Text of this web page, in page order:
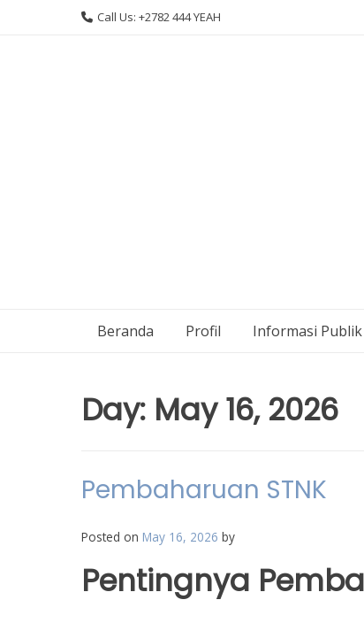
Call Us: +2782 444 YEAH
Beranda Profil Informasi Publik
Day: May 16, 2026
Pembaharuan STNK
Posted on May 16, 2026 by
Pentingnya